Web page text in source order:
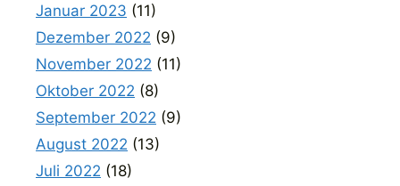
Januar 2023 (11)
Dezember 2022 (9)
November 2022 (11)
Oktober 2022 (8)
September 2022 (9)
August 2022 (13)
Juli 2022 (18)